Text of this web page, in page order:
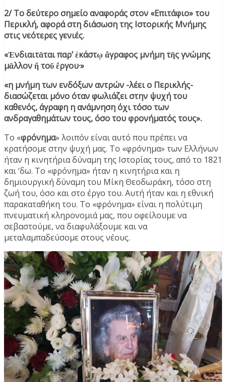
2/ Το δεύτερο σημείο αναφοράς στον «Επιτάφιο» του
Περικλή, αφορά στη διάσωση της Ιστορικής Μνήμης
στις νεότερες γενιές.
«Ἐνδιαιτᾶται παρ’ ἑκάστῳ ἄγραφος μνήμη τῆς γνώμης
μᾶλλον ἤ τοῦ ἔργου·»
«η μνήμη των ενδόξων αντρών -λέει ο Περικλής-
διασώζεται μόνο όταν φωλιάζει στην ψυχή του
καθενός, άγραφη η ανάμνηση όχι τόσο των
ανδραγαθημάτων τους, όσο του φρονήματός τους».
Το «φρόνημα» λοιπόν είναι αυτό που πρέπει να
κρατήσομε στην ψυχή μας. Το «φρόνημα» των Ελλήνων
ήταν η κινητήρια δύναμη της Ιστορίας τους, από το 1821
και ‘δω. Το «φρόνημα» ήταν η κινητήρια και η
δημιουργική δύναμη του Μίκη Θεοδωράκη, τόσο στη
ζωή του, όσο και στο έργο του. Αυτή ήταν και η εθνική
παρακαταθήκη του. Το «φρόνημα» είναι η πολύτιμη
πνευματική κληρονομιά μας, που οφείλουμε να
σεβαστούμε, να διαφυλάξουμε και να
μεταλαμπαδεύσομε στους νέους.